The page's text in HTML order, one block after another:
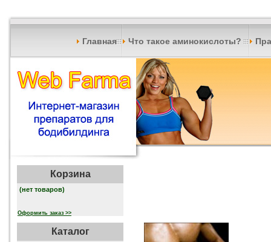
Главная Что такое аминокислоты?
Корзина
(нет товаров)
Оформить заказ >>
Каталог